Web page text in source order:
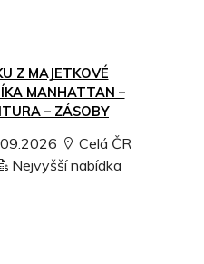
Z MAJETKOVÉ
MANHATTAN –
– ZÁSOBY
Celá ČR
Nejvyšší nabídka